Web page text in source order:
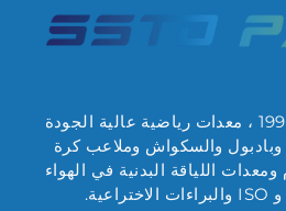
تصنع SSTD ، منذ عام 1998 ، معدات رياضية عالية الجودة
والسكواش وملاعب كرة
اللياقة البدنية في الهواء